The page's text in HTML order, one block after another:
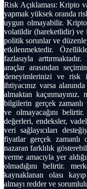
Risk Açıklaması: Kripto
yapmak yüksek oranda
uygun olmayabilir.
volatildir (hareketlidir) ve
politik sorunlar ve
etkilenmektedir.
fazlasıyla
araçlar arasından
deneyimlerinizi ve risk
ihtiyacınız varsa
almaktan kaçınmayınız.
bilgilerin gerçek zamanlı
ve olmayacağını
değerleri, endeksler,
veri sağlayıcıları
fiyatlar gerçek zamanlı
nazaran farklılık
verme amacıyla yer
olmadığını belirtir.
kaynaklanan olası
almayı redder ve